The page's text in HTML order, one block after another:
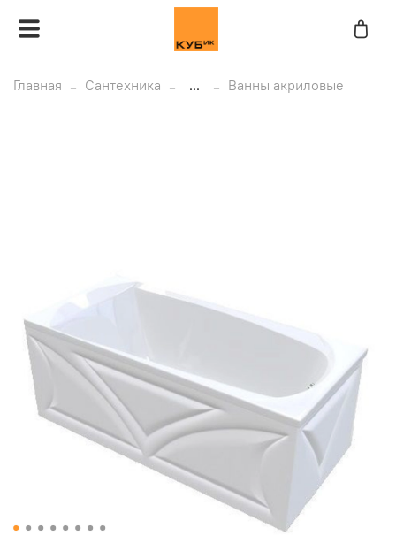
Главная Сантехника ... Ванны акриловые